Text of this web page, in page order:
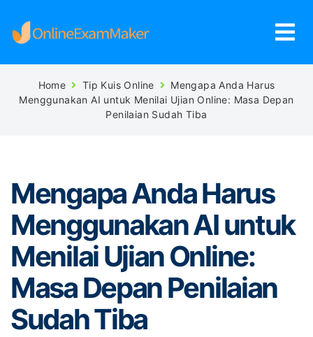
Home Tip Kuis Online
Mengapa Anda Harus
Menggunakan AI untuk Menilai Ujian Online: Masa Depan
Penilaian Sudah Tiba
Mengapa Anda Harus
Menggunakan AI untuk
Menilai Ujian Online:
Masa Depan Penilaian
Sudah Tiba